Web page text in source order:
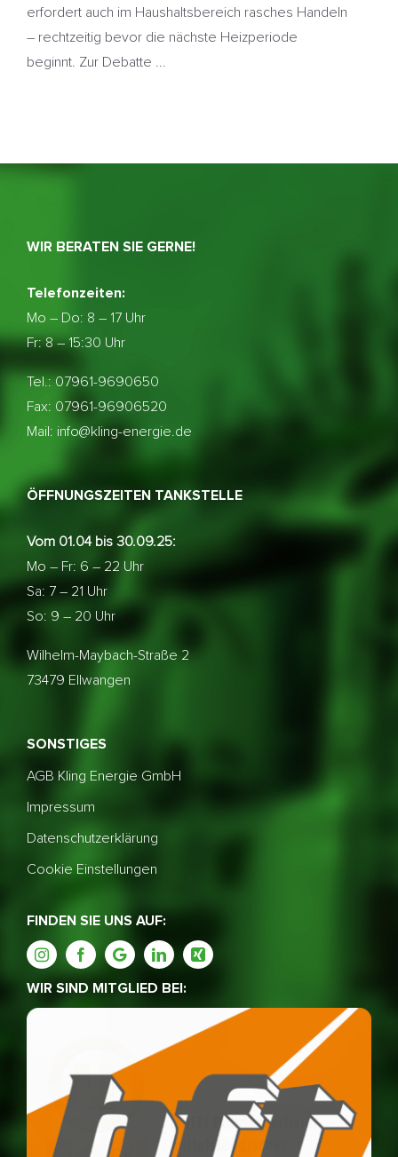
erfordert auch im Haushaltsbereich rasches Handeln
– rechtzeitig bevor die nächste Heizperiode
beginnt. Zur Debatte ...
WIR BERATEN SIE GERNE!
Telefonzeiten:
Mo – Do: 8 – 17 Uhr
Fr: 8 – 15:30 Uhr
Tel.: 07961-9690650
Fax: 07961-96906520
Mail: info@kling-energie.de
ÖFFNUNGSZEITEN TANKSTELLE
Vom 01.04 bis 30.09.25:
Mo – Fr: 6 – 22 Uhr
Sa: 7 – 21 Uhr
So: 9 – 20 Uhr
Wilhelm-Maybach-Straße 2
73479 Ellwangen
SONSTIGES
AGB Kling Energie GmbH
Impressum
Datenschutzerklärung
Cookie Einstellungen
FINDEN SIE UNS AUF:
WIR SIND MITGLIED BEI: